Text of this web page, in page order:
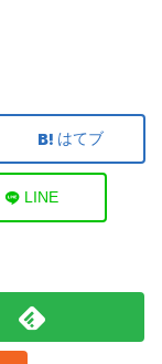
はてブ
LINE